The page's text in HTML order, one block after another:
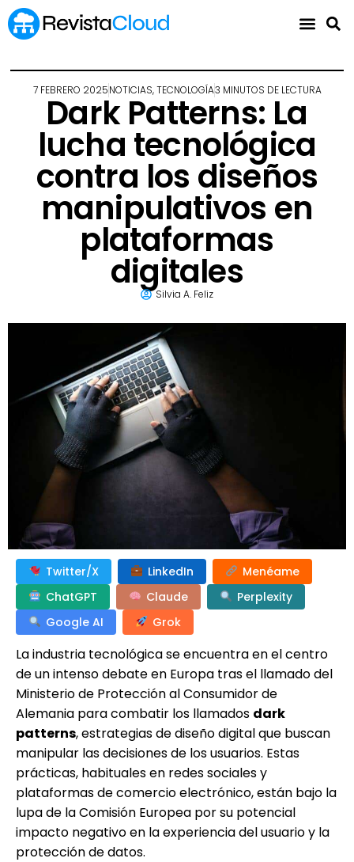
7 FEBRERO 2025NOTICIAS,TECNOLOGÍA3 MINUTOS DE LECTURA
Dark Patterns: La
lucha tecnológica
contra los diseños
manipulativos en
plataformas
digitales
Silvia A. Feliz
Twitter/X LinkedIn
Menéame
ChatGPT
Claude
Perplexity
Google AI
Grok
La industria tecnológica se encuentra en el centro
de un intenso debate en Europa tras el llamado del
Ministerio de Protección al Consumidor de
Alemania para combatir los llamados dark
patterns, estrategias de diseño digital que buscan
manipular las decisiones de los usuarios. Estas
prácticas, habituales en redes sociales y
plataformas de comercio electrónico, están bajo la
lupa de la Comisión Europea por su potencial
impacto negativo en la experiencia del usuario y la
protección de datos.